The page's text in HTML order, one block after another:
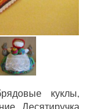
куклы,
Десятиручка